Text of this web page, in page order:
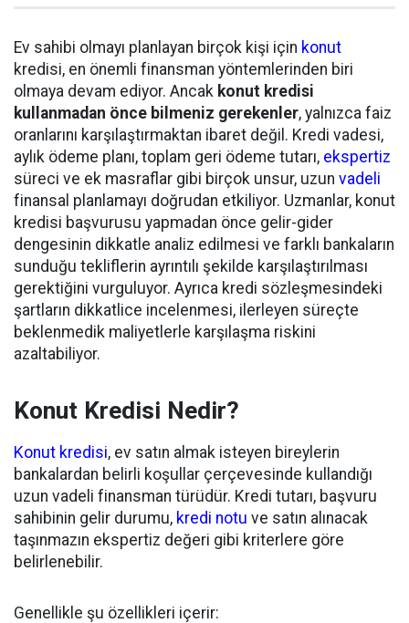
Ev sahibi olmayı planlayan birçok kişi için konut
kredisi, en önemli finansman yöntemlerinden biri
olmaya devam ediyor. Ancak konut kredisi
kullanmadan önce bilmeniz gerekenler, yalnızca faiz
oranlarını karşılaştırmaktan ibaret değil. Kredi vadesi,
aylık ödeme planı, toplam geri ödeme tutarı, ekspertiz
süreci ve ek masraflar gibi birçok unsur, uzun vadeli
finansal planlamayı doğrudan etkiliyor. Uzmanlar, konut
kredisi başvurusu yapmadan önce gelir-gider
dengesinin dikkatle analiz edilmesi ve farklı bankaların
sunduğu tekliflerin ayrıntılı şekilde karşılaştırılması
gerektiğini vurguluyor. Ayrıca kredi sözleşmesindeki
şartların dikkatlice incelenmesi, ilerleyen süreçte
beklenmedik maliyetlerle karşılaşma riskini
azaltabiliyor.
Konut Kredisi Nedir?
Konut kredisi, ev satın almak isteyen bireylerin
bankalardan belirli koşullar çerçevesinde kullandığı
uzun vadeli finansman türüdür. Kredi tutarı, başvuru
sahibinin gelir durumu, kredi notu ve satın alınacak
taşınmazın ekspertiz değeri gibi kriterlere göre
belirlenebilir.
Genellikle şu özellikleri içerir: